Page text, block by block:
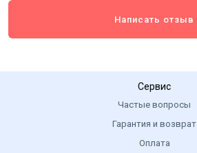
Написать отзыв
Сервис
Частые вопросы
Гарантия и возврат
Оплата